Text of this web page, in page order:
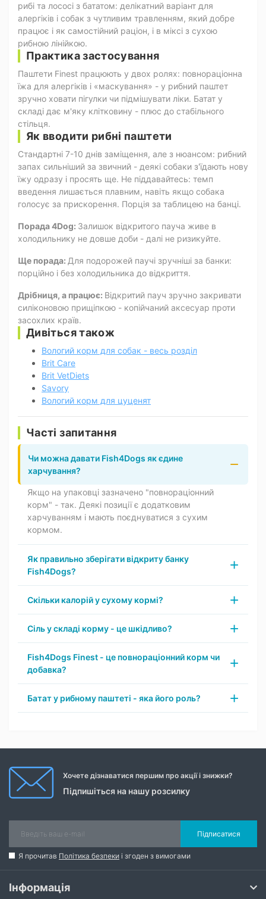
рибі та лососі з бататом: делікатний варіант для
алергіків і собак з чутливим травленням, який добре
працює і як самостійний раціон, і в міксі з сухою
рибною лінійкою.
Практика застосування
Паштети Finest працюють у двох ролях: повнораціонна
їжа для алергіків і «маскування» - у рибний паштет
зручно ховати пігулки чи підмішувати ліки. Батат у
складі дає м'яку клітковину - плюс до стабільного
стільця.
Як вводити рибні паштети
Стандартні 7-10 днів заміщення, але з нюансом: рибний
запах сильніший за звичний - деякі собаки з'їдають нову
їжу одразу і просять ще. Не піддавайтесь: темп
введення лишається плавним, навіть якщо собака
голосує за прискорення. Порція за таблицею на банці.
Порада 4Dog: Залишок відкритого пауча живе в
холодильнику не довше доби - далі не ризикуйте.
Ще порада: Для подорожей паучі зручніші за банки:
порційно і без холодильника до відкриття.
Дрібниця, а працює: Відкритий пауч зручно закривати
силіконовою прищіпкою - копійчаний аксесуар проти
засохлих країв.
Дивіться також
Вологий корм для собак - весь розділ
Brit Care
Brit VetDiets
Savory
Вологий корм для цуценят
Часті запитання
Чи можна давати Fish4Dogs як єдине
харчування?
Якщо на упаковці зазначено "повнораціонний
корм" - так. Деякі позиції є додатковим
харчуванням і мають поєднуватися з сухим
кормом.
Як правильно зберігати відкриту банку
Fish4Dogs?
Скільки калорій у сухому кормі?
Сіль у складі корму - це шкідливо?
Fish4Dogs Finest - це повнораціонний корм чи
добавка?
Батат у рибному паштеті - яка його роль?
Хочете дізнаватися першим про акції і знижки?
Підпишіться на нашу розсилку
Підписатися
Я прочитав Політика безпеки і згоден з вимогами
Інформація